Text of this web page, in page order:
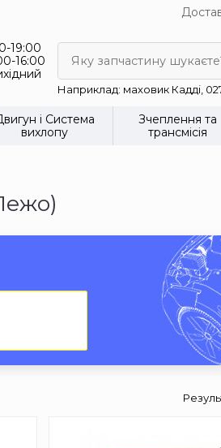
19:00
16:00
Яку запчастину
Наприклад: маховик Кадді,
і Система
вихлопу
Зчеплення та
трансмісія